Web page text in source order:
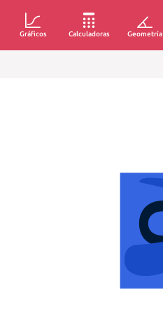
Gráficos Calculadoras Geometría